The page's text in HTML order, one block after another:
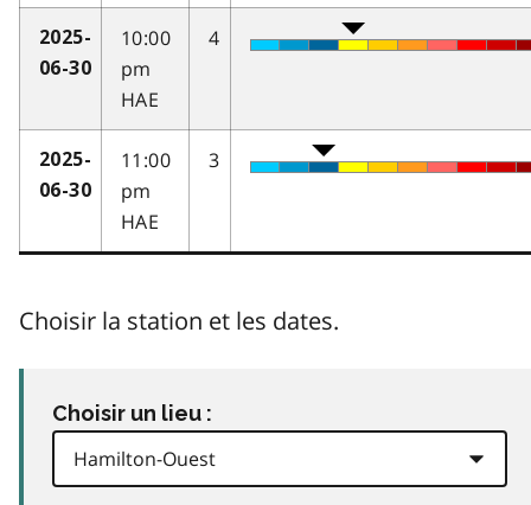
2025-
06-30
10:00
pm
HAE
4
2025-
06-30
11:00
pm
HAE
3
Choisir la station et les dates.
Choisir un lieu :